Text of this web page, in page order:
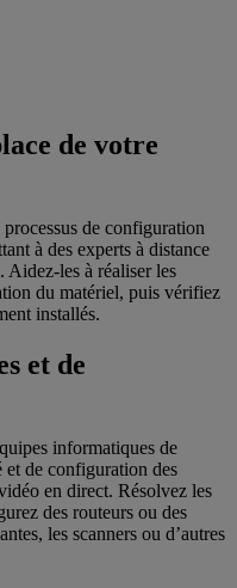
de votre
de configuration
à des experts à distance
Aidez-les à réaliser les
du matériel, puis vérifiez
installés.
et de
informatiques de
et de configuration des
en direct. Résolvez les
des routeurs ou des
les scanners ou d’autres